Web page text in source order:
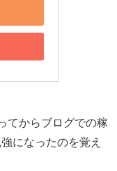
てからブログでの稼
になったのを覚え